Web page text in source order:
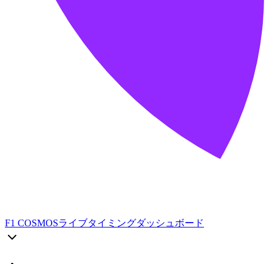
F1 COSMOSライブタイミングダッシュボード